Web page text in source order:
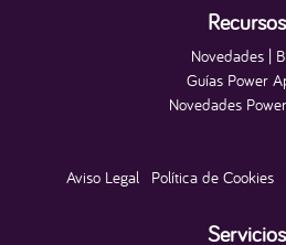
Recursos
Novedades |
Guías Power
Novedades
Aviso Legal Política de Cookies
Servicios